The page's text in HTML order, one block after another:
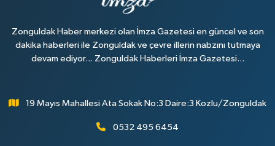
Zonguldak Haber merkezi olan İmza Gazetesi en güncel ve son
dakika haberleri ile Zonguldak ve çevre illerin nabzını tutmaya
devam ediyor... Zonguldak Haberleri İmza Gazetesi...
19 Mayıs Mahallesi Ata Sokak No:3 Daire:3 Kozlu/Zonguldak
0532 495 6454